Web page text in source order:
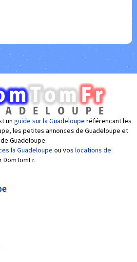
un guide sur la Guadeloupe référencant les
les petites annonces de Guadeloupe et
Guadeloupe.
la Guadeloupe ou vos locations de